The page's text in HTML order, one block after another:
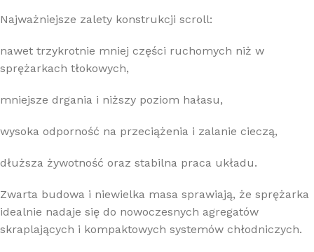
Najważniejsze zalety konstrukcji scroll:
nawet trzykrotnie mniej części ruchomych niż w
sprężarkach tłokowych,
mniejsze drgania i niższy poziom hałasu,
wysoka odporność na przeciążenia i zalanie cieczą,
dłuższa żywotność oraz stabilna praca układu.
Zwarta budowa i niewielka masa sprawiają, że sprężarka
idealnie nadaje się do nowoczesnych agregatów
skraplających i kompaktowych systemów chłodniczych.